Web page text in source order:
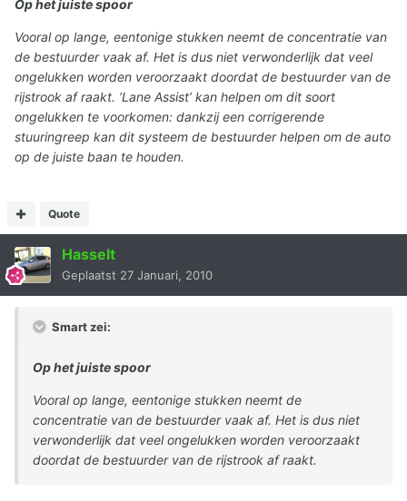
Op het juiste spoor
Vooral op lange, eentonige stukken neemt de concentratie van
de bestuurder vaak af. Het is dus niet verwonderlijk dat veel
ongelukken worden veroorzaakt doordat de bestuurder van de
rijstrook af raakt. ‘Lane Assist’ kan helpen om dit soort
ongelukken te voorkomen: dankzij een corrigerende
stuuringreep kan dit systeem de bestuurder helpen om de auto
op de juiste baan te houden.
Quote
Hasselt
Geplaatst 27 Januari, 2010
Smart zei:
Op het juiste spoor
Vooral op lange, eentonige stukken neemt de
concentratie van de bestuurder vaak af. Het is dus niet
verwonderlijk dat veel ongelukken worden veroorzaakt
doordat de bestuurder van de rijstrook af raakt.